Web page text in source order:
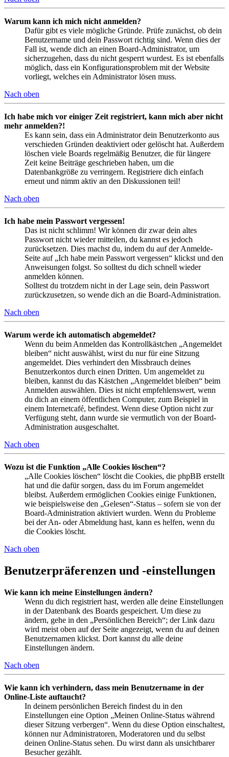
Warum kann ich mich nicht anmelden?
Dafür gibt es viele mögliche Gründe. Prüfe zunächst, ob dein
Benutzername und dein Passwort richtig sind. Wenn dies der
Fall ist, wende dich an einen Board-Administrator, um
sicherzugehen, dass du nicht gesperrt wurdest. Es ist ebenfalls
möglich, dass ein Konfigurationsproblem mit der Website
vorliegt, welches ein Administrator lösen muss.
Nach oben
Ich habe mich vor einiger Zeit registriert, kann mich aber nicht
mehr anmelden?!
Es kann sein, dass ein Administrator dein Benutzerkonto aus
verschieden Gründen deaktiviert oder gelöscht hat. Außerdem
löschen viele Boards regelmäßig Benutzer, die für längere
Zeit keine Beiträge geschrieben haben, um die
Datenbankgröße zu verringern. Registriere dich einfach
erneut und nimm aktiv an den Diskussionen teil!
Nach oben
Ich habe mein Passwort vergessen!
Das ist nicht schlimm! Wir können dir zwar dein altes
Passwort nicht wieder mitteilen, du kannst es jedoch
zurücksetzen. Dies machst du, indem du auf der Anmelde-
Seite auf „Ich habe mein Passwort vergessen“ klickst und den
Anweisungen folgst. So solltest du dich schnell wieder
anmelden können.
Solltest du trotzdem nicht in der Lage sein, dein Passwort
zurückzusetzen, so wende dich an die Board-Administration.
Nach oben
Warum werde ich automatisch abgemeldet?
Wenn du beim Anmelden das Kontrollkästchen „Angemeldet
bleiben“ nicht auswählst, wirst du nur für eine Sitzung
angemeldet. Dies verhindert den Missbrauch deines
Benutzerkontos durch einen Dritten. Um angemeldet zu
bleiben, kannst du das Kästchen „Angemeldet bleiben“ beim
Anmelden auswählen. Dies ist nicht empfehlenswert, wenn
du dich an einem öffentlichen Computer, zum Beispiel in
einem Internetcafé, befindest. Wenn diese Option nicht zur
Verfügung steht, dann wurde sie vermutlich von der Board-
Administration ausgeschaltet.
Nach oben
Wozu ist die Funktion „Alle Cookies löschen“?
„Alle Cookies löschen“ löscht die Cookies, die phpBB erstellt
hat und die dafür sorgen, dass du im Forum angemeldet
bleibst. Außerdem ermöglichen Cookies einige Funktionen,
wie beispielsweise den „Gelesen“-Status – sofern sie von der
Board-Administration aktiviert wurden. Wenn du Probleme
bei der An- oder Abmeldung hast, kann es helfen, wenn du
die Cookies löscht.
Nach oben
Benutzerpräferenzen und -einstellungen
Wie kann ich meine Einstellungen ändern?
Wenn du dich registriert hast, werden alle deine Einstellungen
in der Datenbank des Boards gespeichert. Um diese zu
ändern, gehe in den „Persönlichen Bereich“; der Link dazu
wird meist oben auf der Seite angezeigt, wenn du auf deinen
Benutzernamen klickst. Dort kannst du alle deine
Einstellungen ändern.
Nach oben
Wie kann ich verhindern, dass mein Benutzername in der
Online-Liste auftaucht?
In deinem persönlichen Bereich findest du in den
Einstellungen eine Option „Meinen Online-Status während
dieser Sitzung verbergen“. Wenn du diese Option einschaltest,
können nur Administratoren, Moderatoren und du selbst
deinen Online-Status sehen. Du wirst dann als unsichtbarer
Besucher gezählt.